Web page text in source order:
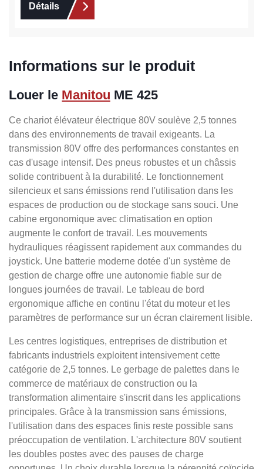
Détails
Informations sur le produit
Louer le Manitou ME 425
Ce chariot élévateur électrique 80V soulève 2,5 tonnes
dans des environnements de travail exigeants. La
transmission 80V offre des performances constantes en
cas d'usage intensif. Des pneus robustes et un châssis
solide contribuent à la durabilité. Le fonctionnement
silencieux et sans émissions rend l'utilisation dans les
espaces de production ou de stockage sans souci. Une
cabine ergonomique avec climatisation en option
augmente le confort de travail. Les mouvements
hydrauliques réagissent rapidement aux commandes du
joystick. Une batterie moderne dotée d'un système de
gestion de charge offre une autonomie fiable sur de
longues journées de travail. Le tableau de bord
ergonomique affiche en continu l'état du moteur et les
paramètres de performance sur un écran clairement lisible.
Les centres logistiques, entreprises de distribution et
fabricants industriels exploitent intensivement cette
catégorie de 2,5 tonnes. Le gerbage de palettes dans le
commerce de matériaux de construction ou la
transformation alimentaire s'inscrit dans les applications
principales. Grâce à la transmission sans émissions,
l'utilisation dans des espaces finis reste possible sans
préoccupation de ventilation. L'architecture 80V soutient
les doubles postes avec des pauses de charge